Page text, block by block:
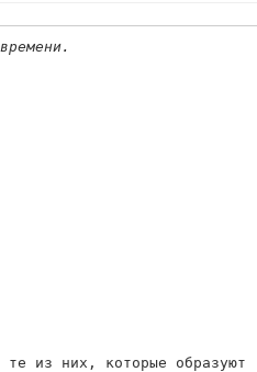
те из них, которые образуют